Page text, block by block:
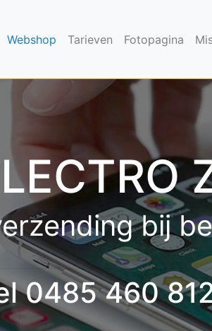
Webshop Tarieven Fotopagina
bij
0485 460